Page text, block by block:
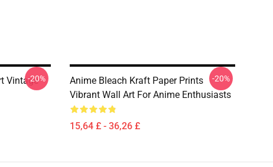
Vintage
-20%
Anime Bleach Kraft Paper Prints
Vibrant Wall Art For Anime Enthusiasts
15,64 £ - 36,26 £
-20%